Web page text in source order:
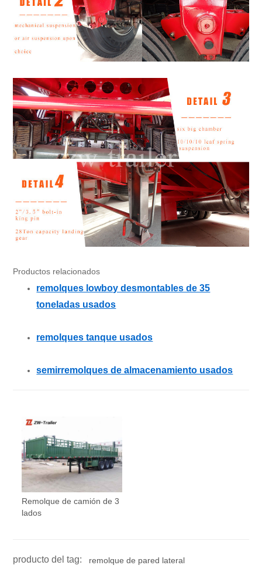
Productos relacionados
remolques lowboy desmontables de 35
toneladas usados
remolques tanque usados
semirremolques de almacenamiento usados
Remolque de camión de 3
lados
producto del tag:
remolque de pared lateral